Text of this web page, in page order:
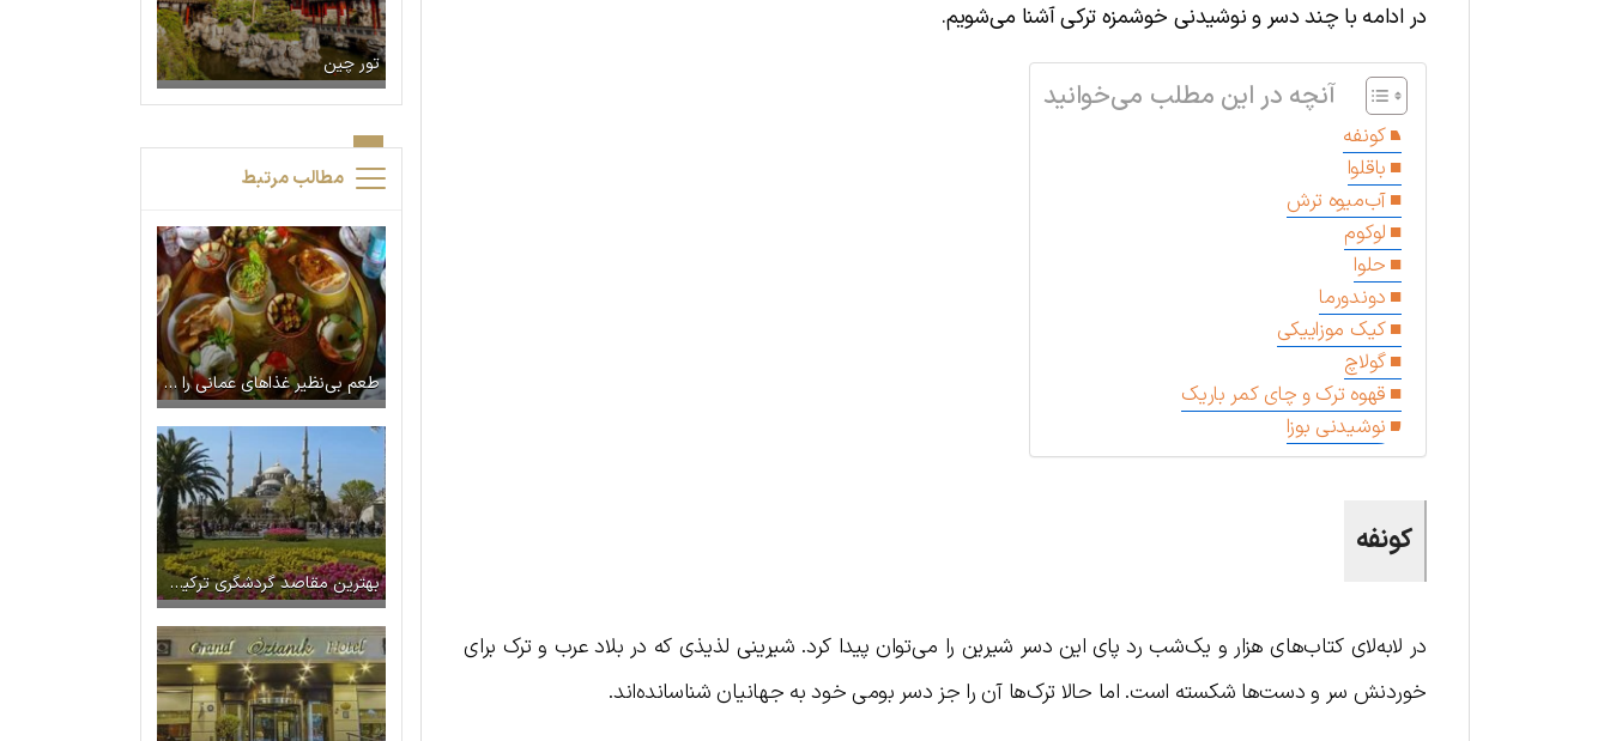
در ادامه با چند دسر و نوشیدنی خوشمزه ترکی آشنا می‌شویم.
آنچه در این مطلب می‌خوانید
کونفه
باقلوا
آب‌میوه ترش
لوکوم
حلوا
دوندورما
کیک موزاییکی
گولاچ
قهوه ترک و چای کمر باریک
نوشیدنی بوزا
کونفه
در لابه‌لای کتاب‌های هزار و یک‌شب رد پای این دسر شیرین را می‌توان پیدا کرد. شیرینی لذیذی که در بلاد عرب و ترک برای
خوردنش سر و دست‌ها شکسته است. اما حالا ترک‌ها آن را جز دسر بومی خود به جهانیان شناسانده‌اند.
تور چین
مطالب مرتبط
طعم بی‌نظیر غذاهای عمانی را در این رستوران‌ها مزه کنید
بهترین مقاصد گردشگری ترکیه در فصل بهار